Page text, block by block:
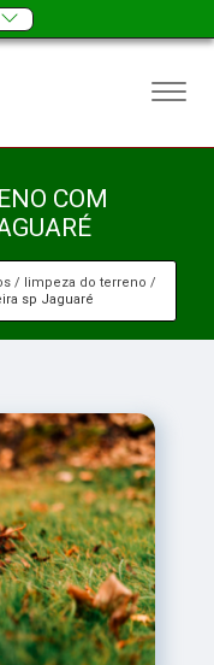
COM
limpeza do terreno
sp Jaguaré